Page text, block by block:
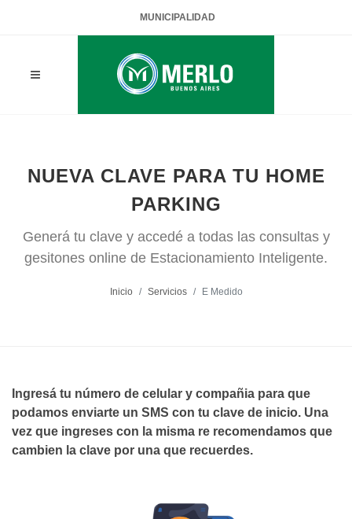
MUNICIPALIDAD
NUEVA CLAVE PARA TU HOME
PARKING
Generá tu clave y accedé a todas las consultas y
gesitones online de Estacionamiento Inteligente.
Inicio Servicios E Medido
Ingresá tu número de celular y compañia para que
podamos enviarte un SMS con tu clave de inicio. Una
vez que ingreses con la misma re recomendamos que
cambien la clave por una que recuerdes.